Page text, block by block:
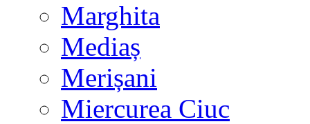
Marghita
Mediaș
Merișani
Miercurea Ciuc